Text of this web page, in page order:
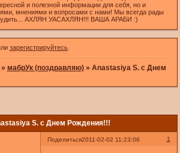
и полезной информации для себя, но и
мнениями и вопросами с нами! Мы всегда рады
АХЛЯН УАСАХЛЯН!!! ВАША АРАБИ :)
зарегистрируйтесь.
» мабрУк (поздравляю) » Anastasiya S. c Днем
S. c Днем Рождения!!!
Поделиться 1
2011-02-02 11:23:06